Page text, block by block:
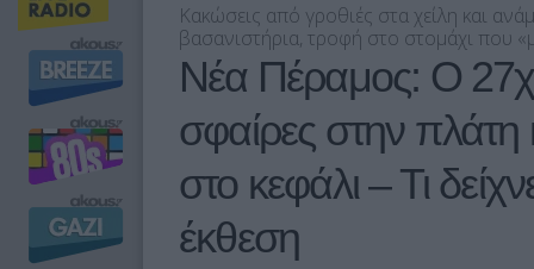
Κακώσεις από γροθιές στα χείλη και
βασανιστήρια, τροφή στο στομάχι που
Νέα Πέραμος: Ο
σφαίρες στην πλάτη
στο κεφάλι – Τι
έκθεση